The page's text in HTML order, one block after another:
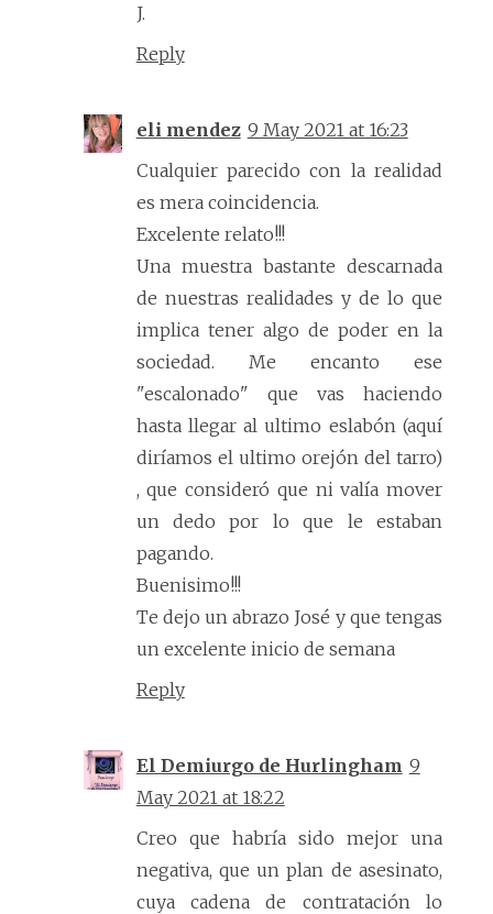
J.
Reply
eli mendez 9 May 2021 at 16:23
Cualquier parecido con la realidad
es mera coincidencia.
Excelente relato!!!
Una muestra bastante descarnada
de nuestras realidades y de lo que
implica tener algo de poder en la
sociedad. Me encanto ese
"escalonado" que vas haciendo
hasta llegar al ultimo eslabón (aquí
diríamos el ultimo orejón del tarro)
, que consideró que ni valía mover
un dedo por lo que le estaban
pagando.
Buenisimo!!!
Te dejo un abrazo José y que tengas
un excelente inicio de semana
Reply
El Demiurgo de Hurlingham 9
May 2021 at 18:22
Creo que habría sido mejor una
negativa, que un plan de asesinato,
cuya cadena de contratación lo